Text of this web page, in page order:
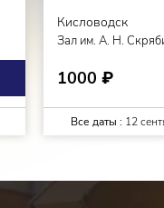
Кисловодск
Зал им. А. Н.
1000 ₽
Все даты : 12